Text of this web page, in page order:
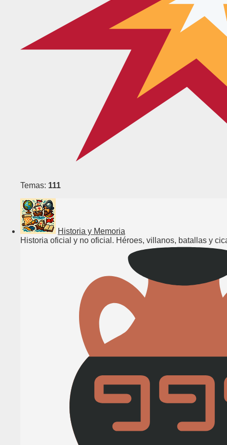
Temas: 111
Historia y Memoria
Historia oficial y no oficial. Héroes, villanos, batallas y